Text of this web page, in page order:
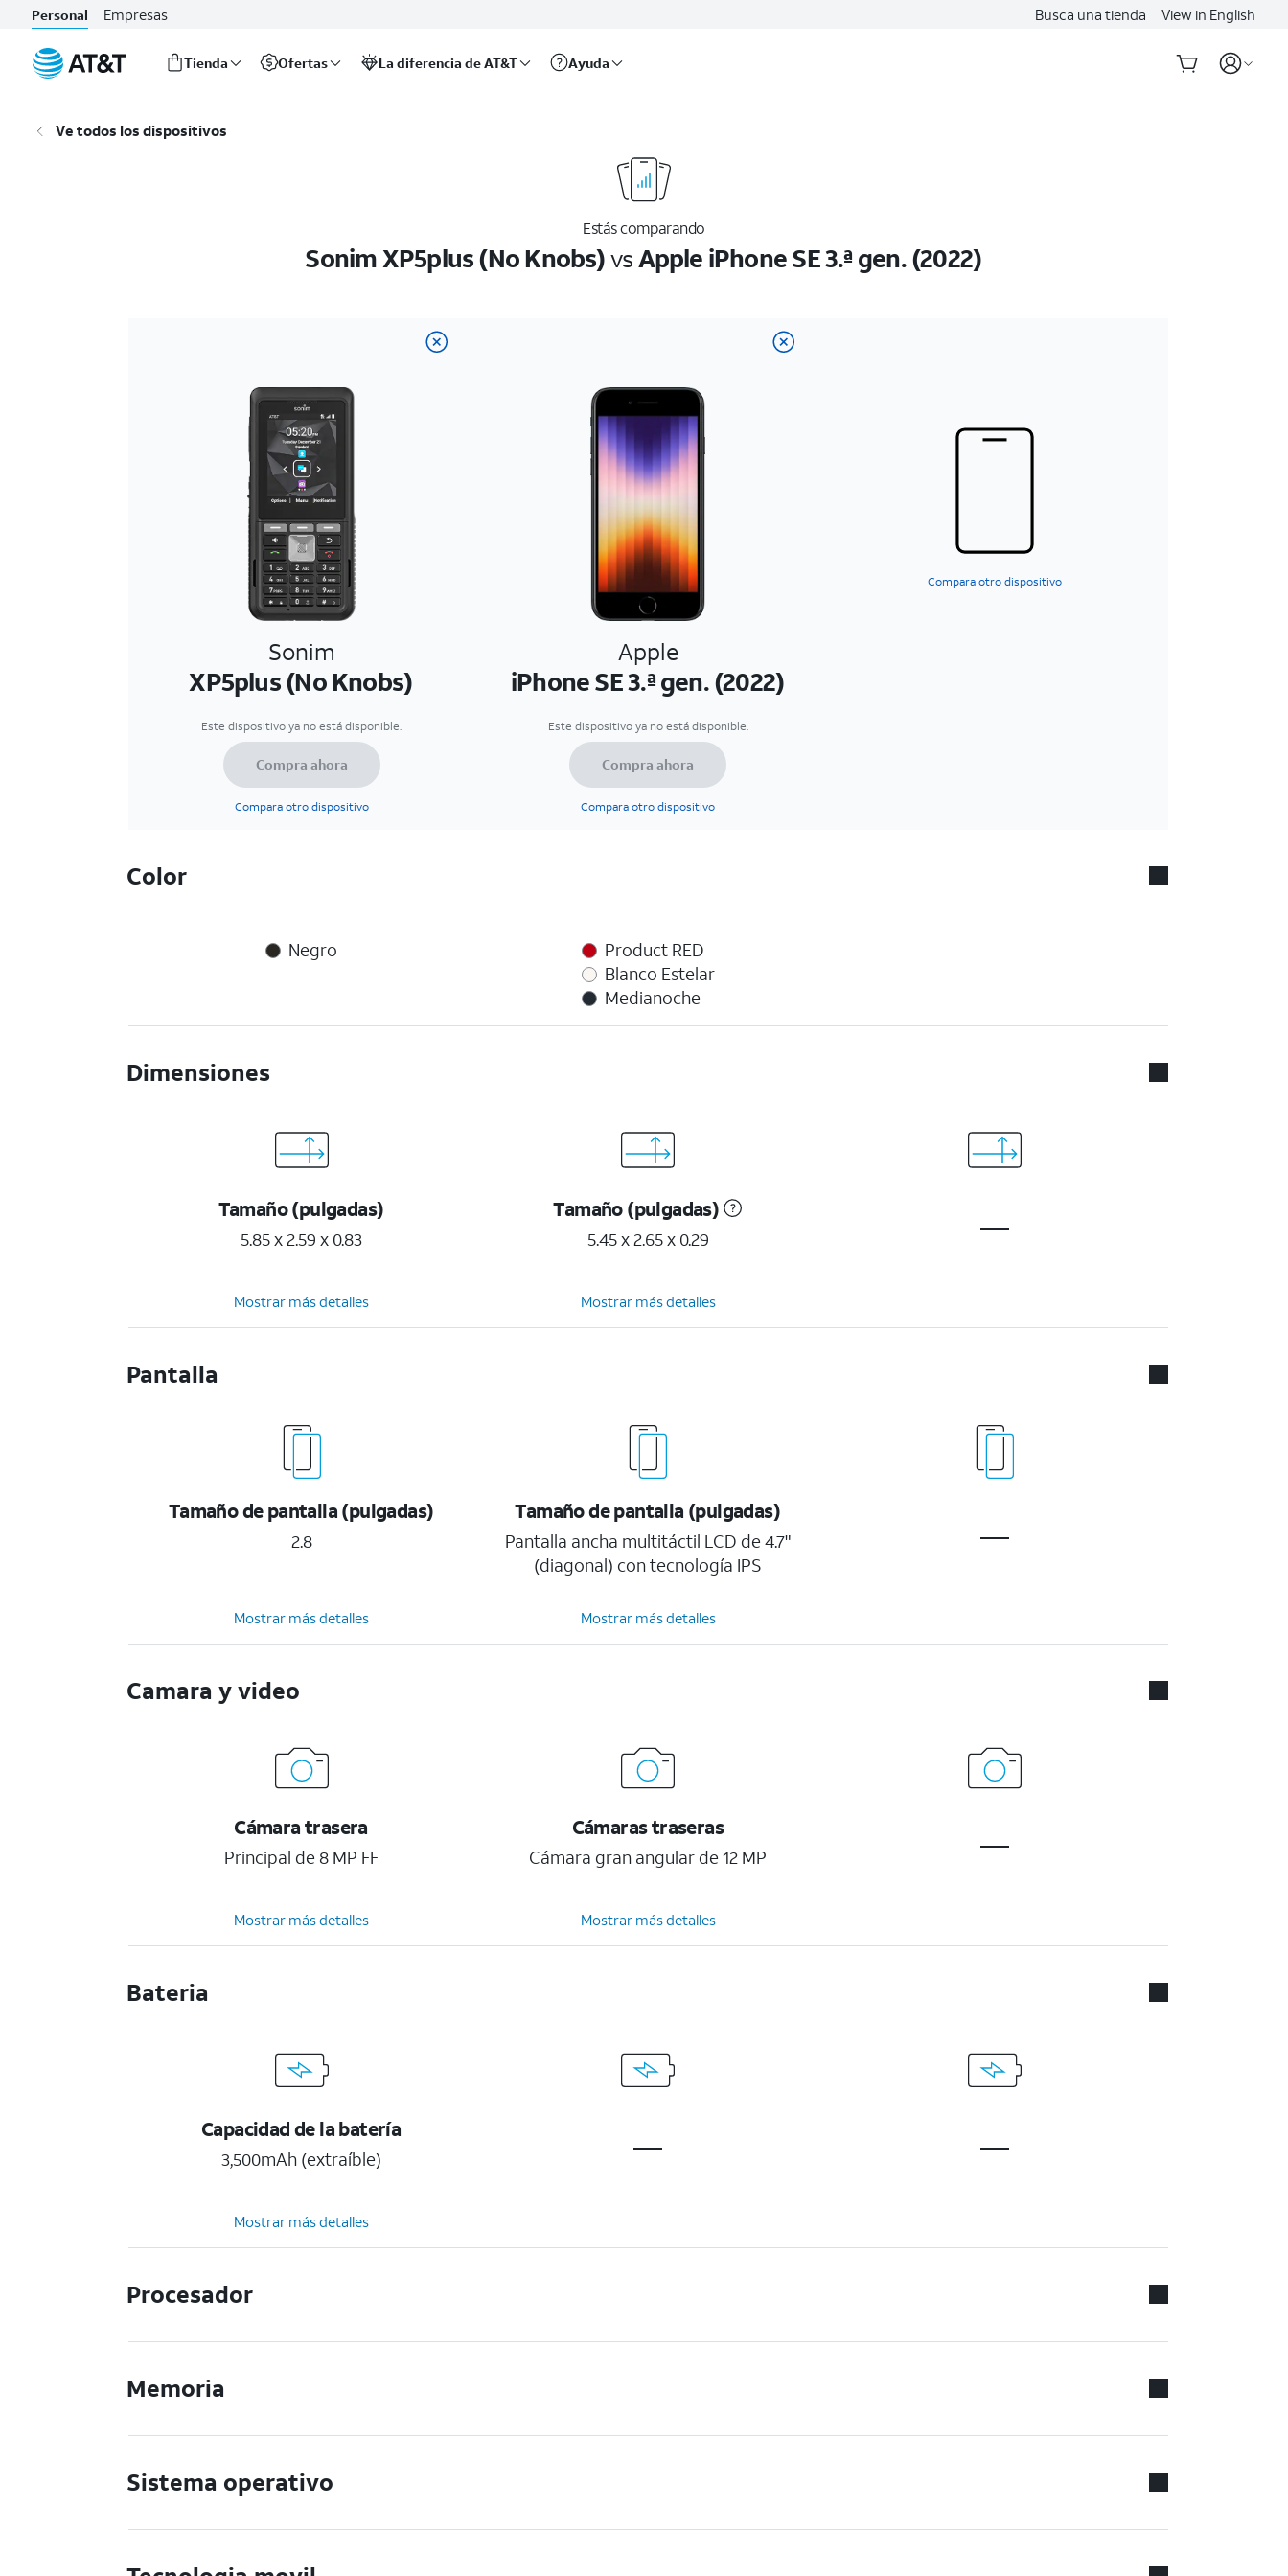
Personal Empresas Busca una tienda View in English
Tienda Ofertas La diferencia de AT&T Ayuda
Ve todos los dispositivos
Estás comparando
Sonim XP5plus (No Knobs)vsApple iPhone SE 3.ª gen. (2022)
Compara otro dispositivo
Sonim
XP5plus (No Knobs)
Apple
iPhone SE 3.ª gen. (2022)
Este dispositivo ya no está disponible. Este dispositivo ya no está disponible.
Compra ahora
Compara otro dispositivo
Compra ahora
Compara otro dispositivo
Color
Negro
Product RED
Blanco Estelar
Medianoche
Dimensiones
Tamaño (pulgadas)
5.85 x 2.59 x 0.83
Tamaño (pulgadas)
5.45 x 2.65 x 0.29
Mostrar más detalles Mostrar más detalles
Pantalla
Tamaño de pantalla (pulgadas)
2.8
Tamaño de pantalla (pulgadas)
Pantalla ancha multitáctil LCD de 4.7"
(diagonal) con tecnología IPS
Mostrar más detalles Mostrar más detalles
Camara y video
Cámara trasera
Principal de 8 MP FF
Cámaras traseras
Cámara gran angular de 12 MP
Mostrar más detalles Mostrar más detalles
Bateria
Capacidad de la batería
3,500mAh (extraíble)
Mostrar más detalles
Procesador
Memoria
Sistema operativo